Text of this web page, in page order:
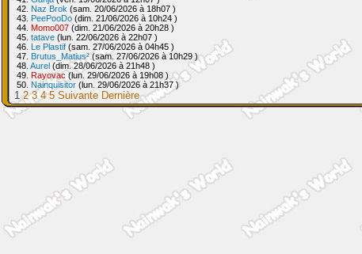
42. Naz Brok (sam. 20/06/2026 à 18h07 )
43. PeePooDo (dim. 21/06/2026 à 10h24 )
44. Momo007 (dim. 21/06/2026 à 20h28 )
45. tatave (lun. 22/06/2026 à 22h07 )
46. Le Plastif (sam. 27/06/2026 à 04h45 )
47. Brutus_Matius²(sam. 27/06/2026 à 10h29 )
48. Aurel (dim. 28/06/2026 à 21h48 )
49. Rayovac (lun. 29/06/2026 à 19h08 )
50. Nainquisitor (lun. 29/06/2026 à 21h37 )
1 2 3 4 5 Suivante Dernière